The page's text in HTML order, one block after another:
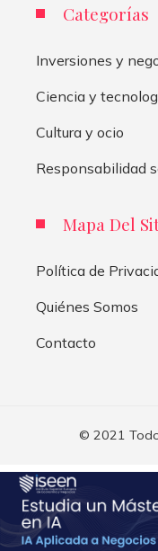
Categorías
Inversiones y
Ciencia y
Cultura y ocio
Responsabilidad
Mapa Del
Política de
Quiénes Somos
Contacto
© 2021